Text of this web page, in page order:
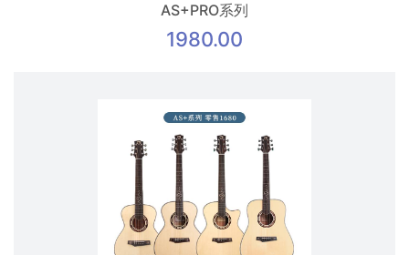
AS+PRO系列
1980.00